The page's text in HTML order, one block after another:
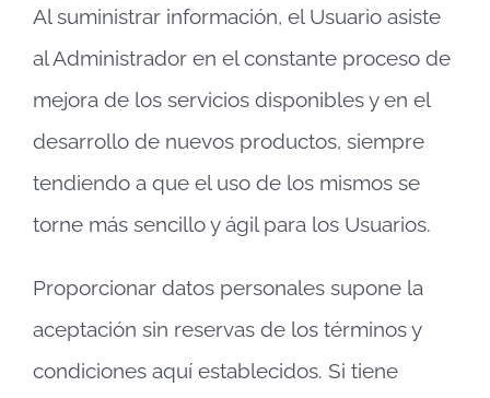
Al suministrar información, el Usuario asiste
al Administrador en el constante proceso de
mejora de los servicios disponibles y en el
desarrollo de nuevos productos, siempre
tendiendo a que el uso de los mismos se
torne más sencillo y ágil para los Usuarios.
Proporcionar datos personales supone la
aceptación sin reservas de los términos y
condiciones aquí establecidos. Si tiene